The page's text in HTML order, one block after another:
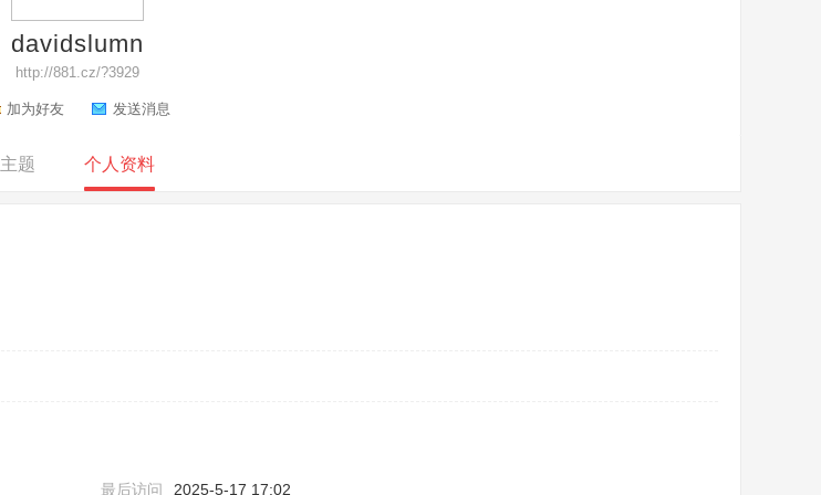
davidslumn
http://881.cz/?3929
加为好友 发送消息
主题 个人资料
最后访问 2025-5-17 17:02